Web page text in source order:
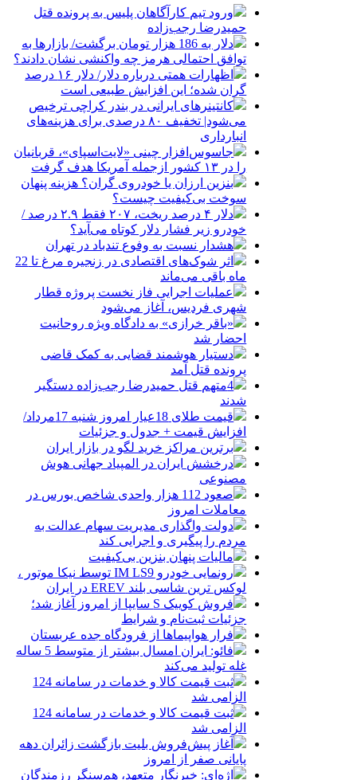
ورود تیم کارآگاهان پلیس به پرونده قتل
حمیدرضا رجب‌زاده
دلار به 186 هزار تومان برگشت/ بازارها به
توافق احتمالی هرمز چه واکنشی نشان دادند؟
اظهارات همتی درباره دلار/ دلار ۱۶ درصد
گران شده؛ این افزایش طبیعی است
کانتینرهای ایرانی در بندر کراچی ترخیص
می‌شود| تخفیف ۸۰ درصدی برای هزینه‌های
انبارداری
جاسوس‌افزار چینی «لایت‌اسپای»، قربانیان
را در ۱۳ کشور ازجمله آمریکا هدف گرفت
بنزین ارزان یا خودروی گران؟ هزینه پنهان
سوخت بی‌کیفیت چیست؟
دلار ۴ درصد ریخت، ۲۰۷ فقط ۲.۹ درصد /
خودرو زیر فشار دلار کوتاه می‌آید؟
هشدار نسبت به وفوع تندباد در تهران
اثر شوک‌های اقتصادی در زنجیره مرغ تا 22
ماه باقی می‌ماند
عملیات اجرایی فاز نخست پروژه قطار
شهری فردیس، آغاز می‌شود
«باقر خرازی» به دادگاه ویژه روحانیت
احضار شد
دستیار هوشمند قضایی به کمک قاضی
پرونده قتل آمد
4متهم قتل حمیدرضا رجب‌زاده دستگیر
شدند
قیمت طلای 18عیار امروز شنبه 17مرداد/
افزایش قیمت + جدول و جزئیات
برترین مراکز خرید لگو در بازار ایران
درخشش ایران در المپیاد جهانی هوش
مصنوعی
صعود 112 هزار واحدی شاخص بورس در
معاملات امروز
دولت واگذاری مدیریت سهام عدالت به
مردم را پیگیری و اجرایی کند
مالیات پنهان بنزین بی‌کیفیت
رونمایی خودرو IM LS9 توسط نیکا موتور ،
لوکس ترین شاسی بلند EREV در ایران
فروش کوییک S سایپا از امروز آغاز شد؛
جزئیات ثبت‌نام و شرایط
فرار هواپیماها از فرودگاه جده عربستان
فائو: ایران امسال بیشتر از متوسط 5 ساله
غله تولید می‌کند
ثبت قیمت کالا و خدمات در سامانه 124
الزامی شد
ثبت قیمت کالا و خدمات در سامانه 124
الزامی شد
آغاز پیش‌فروش بلیت بازگشت زائران دهه
پایانی صفر از امروز
اژه‌ای: خبرنگار متعهد، هم‌سنگر رزمندگان